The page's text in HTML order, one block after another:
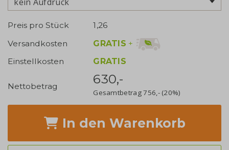
Preis pro Stück
1,26
Versandkosten
GRATIS +
Einstellkosten
GRATIS
Nettobetrag 630,-
Gesamtbetrag756,- (20%)
In den Warenkorb